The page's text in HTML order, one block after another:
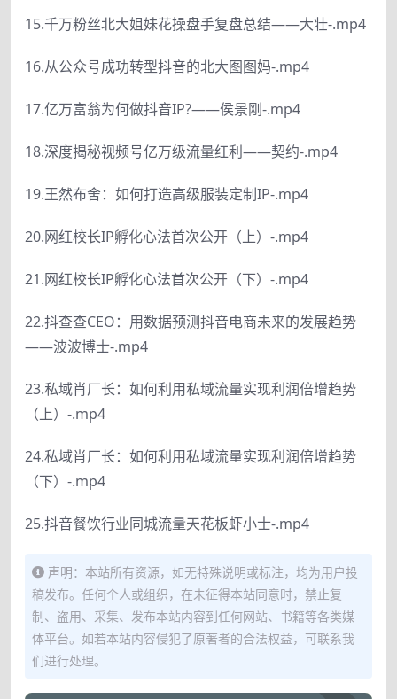
15.千万粉丝北大姐妹花操盘手复盘总结——大壮-.mp4
16.从公众号成功转型抖音的北大图图妈-.mp4
17.亿万富翁为何做抖音IP?——侯景刚-.mp4
18.深度揭秘视频号亿万级流量红利——契约-.mp4
19.王然布舍：如何打造高级服装定制IP-.mp4
20.网红校长IP孵化心法首次公开（上）-.mp4
21.网红校长IP孵化心法首次公开（下）-.mp4
22.抖查查CEO：用数据预测抖音电商未来的发展趋势
——波波博士-.mp4
23.私域肖厂长：如何利用私域流量实现利润倍增趋势
（上）-.mp4
24.私域肖厂长：如何利用私域流量实现利润倍增趋势
（下）-.mp4
25.抖音餐饮行业同城流量天花板虾小士-.mp4
声明：本站所有资源，如无特殊说明或标注，均为用户投
稿发布。任何个人或组织，在未征得本站同意时，禁止复
制、盗用、采集、发布本站内容到任何网站、书籍等各类媒
体平台。如若本站内容侵犯了原著者的合法权益，可联系我
们进行处理。